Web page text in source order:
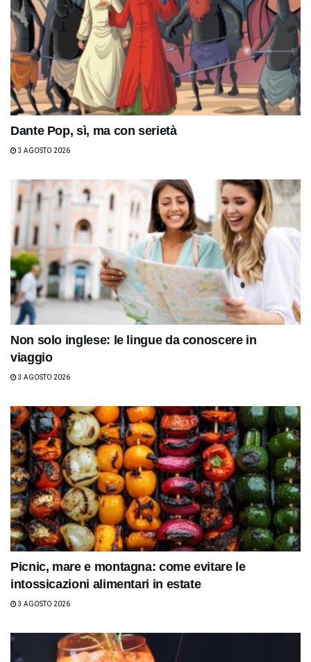
Dante Pop, sì, ma con serietà
3 AGOSTO 2026
Non solo inglese: le lingue da conoscere in
viaggio
3 AGOSTO 2026
Picnic, mare e montagna: come evitare le
intossicazioni alimentari in estate
3 AGOSTO 2026